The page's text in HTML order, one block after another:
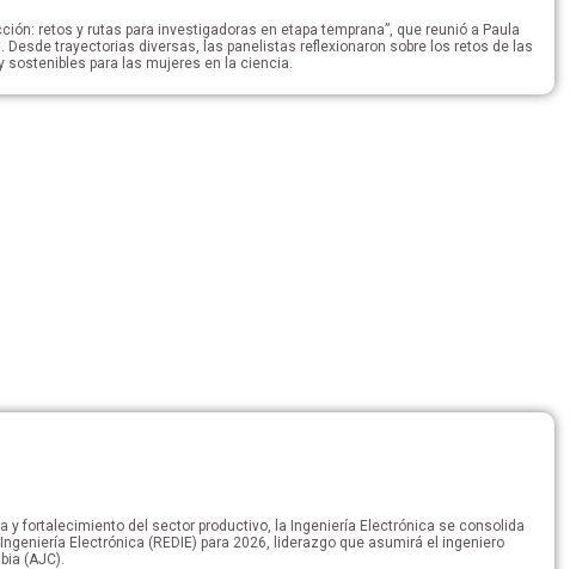
retos y rutas para investigadoras en etapa temprana”, que reunió a Paula
trayectorias diversas, las panelistas reflexionaron sobre los retos de las
para las mujeres en la ciencia.
fortalecimiento del sector productivo, la Ingeniería Electrónica se consolida
Electrónica (REDIE) para 2026, liderazgo que asumirá el ingeniero
(AJC).